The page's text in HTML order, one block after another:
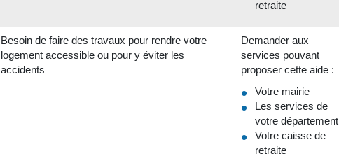
retraite
Besoin de faire des travaux pour rendre votre
logement accessible ou pour y éviter les
accidents
Demander aux
services pouvant
proposer cette aide :
Votre mairie
Les services de
votre département
Votre caisse de
retraite